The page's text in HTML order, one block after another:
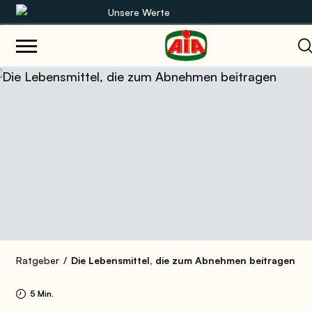
Unsere Werte
Unsere Sortimente
Ratgeber Die Lebensmittel, die zum Abnehmen beitragen
5 Min.